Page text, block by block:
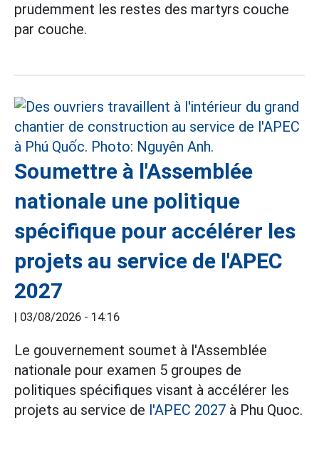
prudemment les restes des martyrs couche
par couche.
Soumettre à l'Assemblée
nationale une politique
spécifique pour accélérer les
projets au service de l'APEC
2027
| 03/08/2026 - 14:16
Le gouvernement soumet à l'Assemblée
nationale pour examen 5 groupes de
politiques spécifiques visant à accélérer les
projets au service de l'APEC 2027 à Phu Quoc.